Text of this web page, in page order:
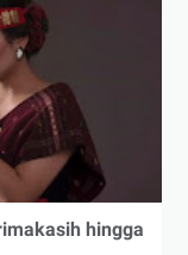
hingga